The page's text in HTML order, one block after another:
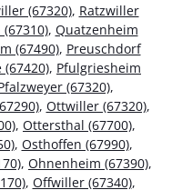
(67320), Ratzwiller
(67310), Quatzenheim
(67490), Preuschdorf
(67420), Pfulgriesheim
(67320),
, Ottwiller (67320),
, Ottersthal (67700),
, Osthoffen (67990),
, Ohnenheim (67390),
, Offwiller (67340),